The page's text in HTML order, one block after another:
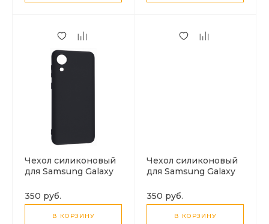
Чехол силиконовый
для Samsung Galaxy
черный
350 руб.
В КОРЗИНУ
Чехол силиконовый
для Samsung Galaxy
прозрачный
350 руб.
В КОРЗИНУ